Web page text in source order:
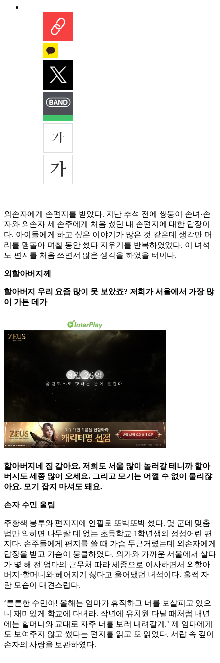
외손자에게 손편지를 받았다. 지난 추석 전에 쌍둥이 손녀·손
자와 외손자 세 손주에게 처음 썼던 내 손편지에 대한 답장이
다. 아이들에게 하고 싶은 이야기가 많은 것 같은데 생각만 머
리를 맴돌아 며칠 동안 썼다 지우기를 반복하였었다. 이 녀석
도 편지를 처음 쓰면서 많은 생각을 하였을 터이다.
외할아버지께
할아버지 우리 요즘 많이 못 보았죠? 저희가 서울에서 가장 많
이 가본 데가
할아버지네 집 같아요. 저희도 서울 많이 놀러갈 테니까 할아
버지도 세종 많이 오세요. 그리고 모기는 어쩔 수 없이 물리잖
아요. 모기 잡지 마셔도 돼요.
손자 수민 올림
주황색 봉투와 편지지에 연필로 또박또박 썼다. 몇 군데 맞춤
법만 익히면 나무랄 데 없는 초등학교 1학년생의 정성어린 편
지다. 손주들에게 편지를 쓸 때 가슴 두근거렸는데 외손자에게
답장을 받고 가슴이 뭉클하였다. 외가와 가까운 서울에서 살다
가 몇 해 전 엄마의 근무처 따라 세종으로 이사하면서 외할아
버지·할머니와 헤어지기 싫다고 울어댔던 녀석이다. 훌쩍 자
란 모습이 대견스럽다.
‘튼튼한 수민아! 올해는 엄마가 휴직하고 너를 보살피고 있으
니 재미있게 학교에 다녀라. 작년에 유치원 다닐 때처럼 내년
에는 할머니와 교대로 자주 너를 보러 내려갈게.’ 제 엄마에게
도 보여주지 않고 썼다는 편지를 읽고 또 읽었다. 서랍 속 깊이
손자의 사랑을 보관하였다.